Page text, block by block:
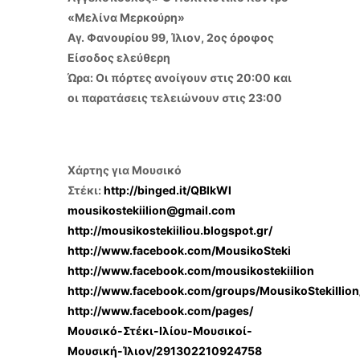
«Μελίνα Μερκούρη»
Αγ. Φανουρίου 99, Ίλιον, 2ος όροφος
Είσοδος ελεύθερη
Ώρα: Οι πόρτες ανοίγουν στις 20:00 και
οι παρατάσεις τελειώνουν στις 23:00
Χάρτης για Μουσικό
Στέκι:http://binged.it/QBlkWl
mousikostekiilion@gmail.com
http://mousikostekiiliou.blogspot.gr/
http://www.facebook.com/MousikoSteki
http://www.facebook.com/mousikostekiilion
http://www.facebook.com/groups/
http://www.facebook.com/pages/
Μουσικό-Στέκι-Ιλίου-Μουσικοί-
Μουσική-Ίλιον/291302210924758